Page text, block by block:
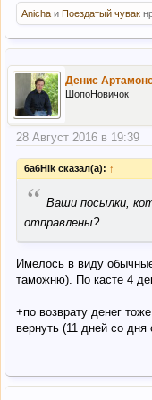
Anicha и Поездатый чувак
Денис
ШопоНовичок
28 Август 2016 в 19:39
6a6Hik сказал(а): ↑
“ Ваши посылки,
отправлены?
Имелось в виду
таможню). По касте 4
+по возврату денег
вернуть (11 дней со